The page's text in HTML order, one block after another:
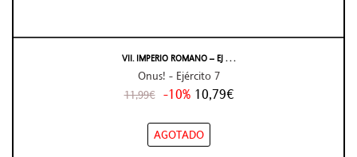
VII. IMPERIO ROMANO – EJ . . .
Onus! - Ejército 7
11,99€ -10% 10,79€
AGOTADO